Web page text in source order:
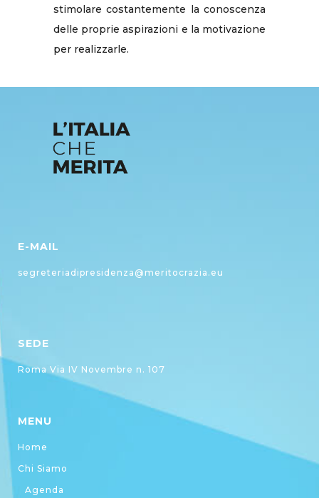
stimolare costantemente la conoscenza
delle proprie aspirazioni e la motivazione
per realizzarle.
E-MAIL
segreteriadipresidenza@meritocrazia.eu
SEDE
Roma Via IV Novembre n. 107
MENU
Home
Chi Siamo
Agenda